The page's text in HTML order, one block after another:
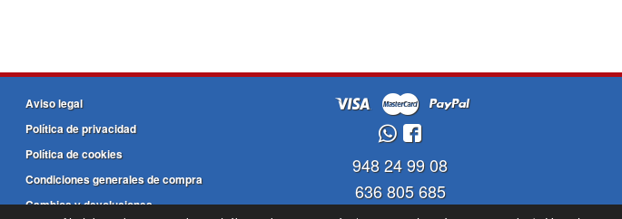
Aviso legal
Política de privacidad
Política de cookies
Condiciones generales de compra
Cambios y devoluciones
948 24 99 08
636 805 685